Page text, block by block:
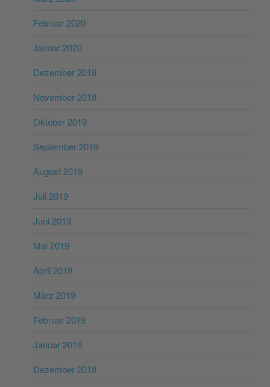
Februar 2020
Januar 2020
Dezember 2019
November 2019
Oktober 2019
September 2019
August 2019
Juli 2019
Juni 2019
Mai 2019
April 2019
März 2019
Februar 2019
Januar 2019
Dezember 2018